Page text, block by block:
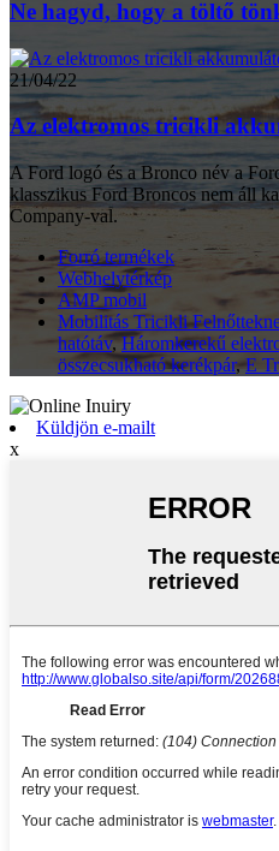
Ne hagyd, hogy a töltő
21/04/22
Az elektromos tricikli
A Ford logó és a Bronco név a
klasszikus Ford Broncos nem áll
Company-val.
Forró termékek
Webhelytérkép
AMP mobil
Mobilitás Tricikli
hatótáv,Háromkerekű
összecsukható kerékpár,E
Küldjön e-mailt
x